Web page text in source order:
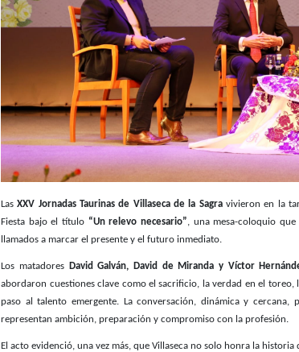
LasXXV Jornadas Taurinas de Villaseca de la Sagravivieron en la
Fiesta bajo el título “Un relevo necesario”, una mesa-coloquio
llamados a marcar el presente y el futuro inmediato.
Los matadores David Galván, David de Miranda y Víctor
abordaron cuestiones clave como el sacrificio, la verdad en el
paso al talento emergente. La conversación, dinámica y
representan ambición, preparación y compromiso con la profesión.
El acto evidenció, una vez más, que Villaseca no solo honra la